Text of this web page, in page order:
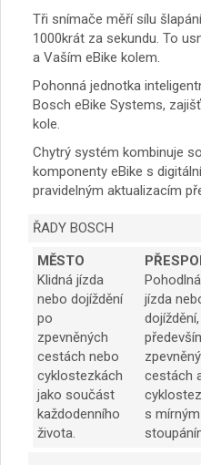
Tři snímače měří sílu
1000krát za sekundu. To
a Vaším eBike kolem.
Pohonná jednotka
Bosch eBike Systems,
kole.
Chytrý systém kombinuje
komponenty eBike s
pravidelným aktualizacím
ŘADY BOSCH
MĚSTO
Klidná jízda
nebo dojíždění
po
zpevněných
cestách nebo
cyklostezkách
jako součást
každodenního
života.
Pohodlná
jízda
dojíždění,
cestách
s mírným